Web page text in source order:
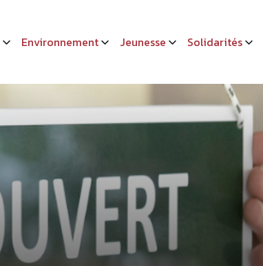
Environnement Jeunesse Solidarités